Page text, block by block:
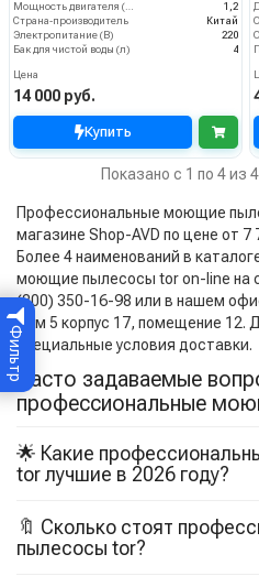
Фильтр
1,2
Страна-производитель
Китай
Электропитание (В)
220
Бак для чистой воды (л)
4
Цена
14 000 руб.
Купить
Показано с 1 по 4 из
Профессиональные моющие
магазине Shop-AVD по цене от 7
Более 4 наименований в
моющие пылесосы tor on-line на
(800) 350-16-98 или в нашем
дом 5 корпус 17, помещение 12.
специальные условия доставки.
Часто задаваемые
профессиональные
🌟 Какие
tor лучшие в 2026 году?
🔖 Сколько стоят
пылесосы tor?